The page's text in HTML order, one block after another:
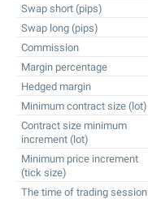
Swap short (pips)
Swap long (pips)
Commission
Margin percentage
Hedged margin
Minimum contract size (lot)
Contract size minimum
increment (lot)
Minimum price increment
(tick size)
The time of trading session